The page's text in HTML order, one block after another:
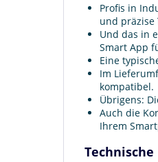
Profis in
und
Und das in
Smart App
Eine
Im
kompatibel.
Übrigens:
Auch die
Ihrem
Technische